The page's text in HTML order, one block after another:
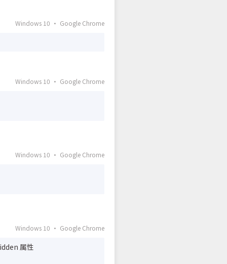
Windows 10 · Google Chrome
Windows 10 · Google Chrome
Windows 10 · Google Chrome
Windows 10 · Google Chrome
属性